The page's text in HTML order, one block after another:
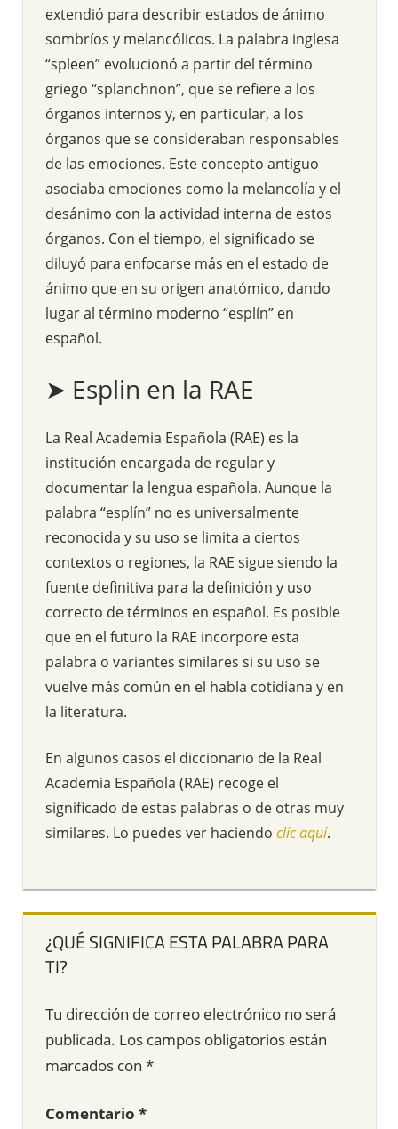
extendió para describir estados de ánimo
sombríos y melancólicos. La palabra inglesa
“spleen” evolucionó a partir del término
griego “splanchnon”, que se refiere a los
órganos internos y, en particular, a los
órganos que se consideraban responsables
de las emociones. Este concepto antiguo
asociaba emociones como la melancolía y el
desánimo con la actividad interna de estos
órganos. Con el tiempo, el significado se
diluyó para enfocarse más en el estado de
ánimo que en su origen anatómico, dando
lugar al término moderno “esplín” en
español.
➤ Esplin en la RAE
La Real Academia Española (RAE) es la
institución encargada de regular y
documentar la lengua española. Aunque la
palabra “esplín” no es universalmente
reconocida y su uso se limita a ciertos
contextos o regiones, la RAE sigue siendo la
fuente definitiva para la definición y uso
correcto de términos en español. Es posible
que en el futuro la RAE incorpore esta
palabra o variantes similares si su uso se
vuelve más común en el habla cotidiana y en
la literatura.
En algunos casos el diccionario de la Real
Academia Española (RAE) recoge el
significado de estas palabras o de otras muy
similares. Lo puedes ver haciendo clic aquí.
¿QUÉ SIGNIFICA ESTA PALABRA PARA
TI?
Tu dirección de correo electrónico no será
publicada. Los campos obligatorios están
marcados con *
Comentario *